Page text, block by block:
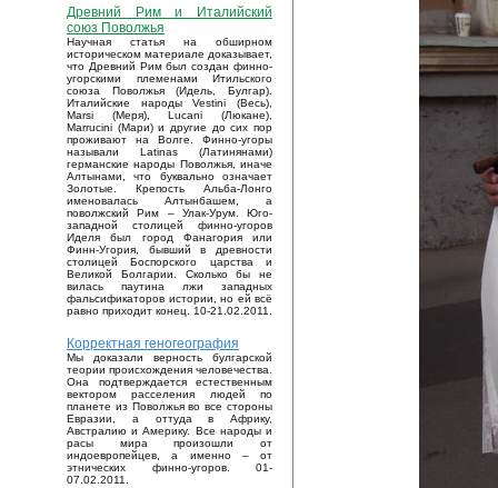
Древний Рим и Италийский
союз Поволжья
Научная статья на обширном
историческом материале доказывает,
что Древний Рим был создан финно-
угорскими племенами Итильского
союза Поволжья (Идель, Булгар).
Италийские народы Vestini (Весь),
Marsi (Меря), Lucani (Люкане),
Marrucini (Мари) и другие до сих пор
проживают на Волге. Финно-угоры
называли Latinas (Латинянами)
германские народы Поволжья, иначе
Алтынами, что буквально означает
Золотые. Крепость Альба-Лонго
именовалась Алтынбашем, а
поволжский Рим – Улак-Урум. Юго-
западной столицей финно-угоров
Иделя был город Фанагория или
Финн-Угория, бывший в древности
столицей Боспорского царства и
Великой Болгарии. Сколько бы не
вилась паутина лжи западных
фальсификаторов истории, но ей всё
равно приходит конец. 10-21.02.2011.
Корректная геногеография
Мы доказали верность булгарской
теории происхождения человечества.
Она подтверждается естественным
вектором расселения людей по
планете из Поволжья во все стороны
Евразии, а оттуда в Африку,
Австралию и Америку. Все народы и
расы мира произошли от
индоевропейцев, а именно – от
этнических финно-угоров. 01-
07.02.2011.